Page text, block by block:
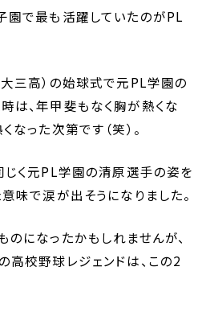
園で最も活躍していたのがPL
三高）の始球式で元PL学園の
は、年甲斐もなく胸が熱くな
なった次第です（笑）。
く元PL学園の清原選手の姿を
味で涙が出そうになりました。
になったかもしれませんが、
高校野球レジェンドは、この2